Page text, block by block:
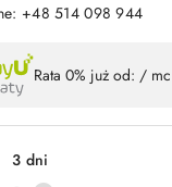
+48 514 098 944
Rata 0% już od: / mc
3 dni